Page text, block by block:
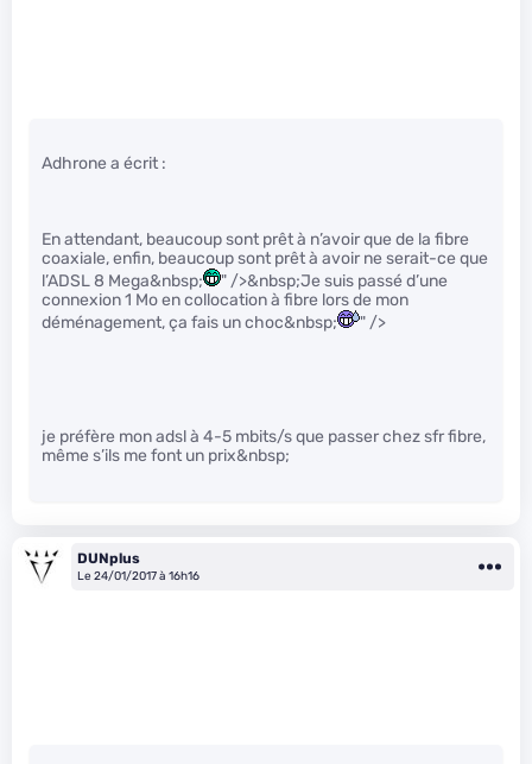
Adhrone a écrit :
En attendant, beaucoup sont prêt à n’avoir que de la fibre
coaxiale, enfin, beaucoup sont prêt à avoir ne serait-ce que
l’ADSL 8 Mega&nbsp;
" />&nbsp;Je suis passé d’une
connexion 1 Mo en collocation à fibre lors de mon
déménagement, ça fais un choc&nbsp;
" />
je préfère mon adsl à 4-5 mbits/s que passer chez sfr fibre,
même s’ils me font un prix&nbsp;
DUNplus
Le 24/01/2017 à 16h16